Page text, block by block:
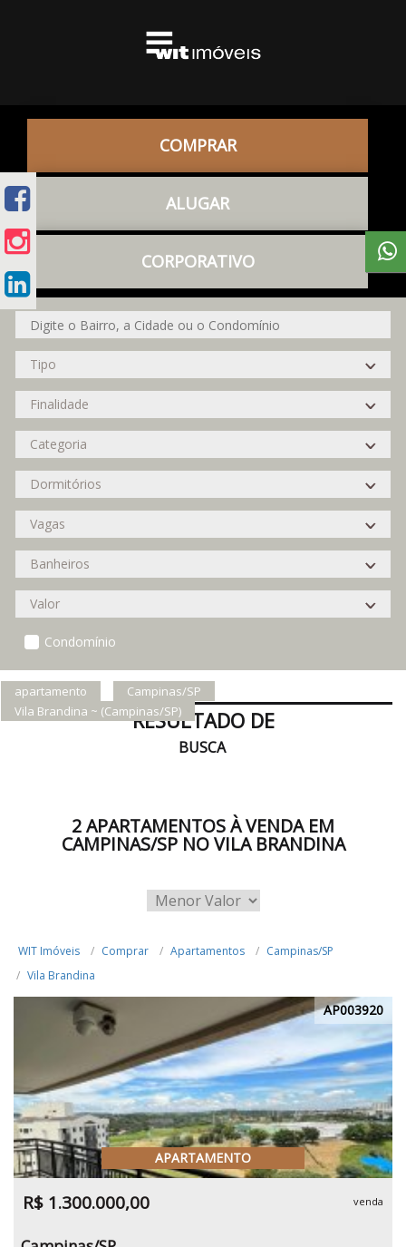
COMPRAR
ALUGAR
CORPORATIVO
Condomínio
apartamento
Campinas/SP
Vila Brandina ~ (Campinas/SP)RESULTADO DE
BUSCA
2 APARTAMENTOS À VENDA EM
CAMPINAS/SP NO VILA BRANDINA
WIT Imóveis Comprar Apartamentos
Campinas/SP
Vila Brandina
AP003920
APARTAMENTO
R$ 1.300.000,00 venda